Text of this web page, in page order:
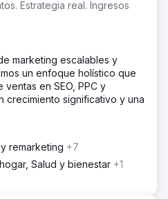
Estrategia real. Ingresos
marketing escalables y
un enfoque holístico que
en SEO, PPC y
crecimiento significativo y una
remarketing +7
Salud y bienestar +1